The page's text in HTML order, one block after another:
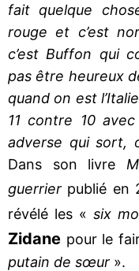
fait quelque
rouge et c’est
c’est Buffon qui
pas être heureux
quand on est
11 contre 10
adverse qui sort,
Dans son livre
guerrier publié en
révélé les « six
Zidane pour le
putain de sœur ».